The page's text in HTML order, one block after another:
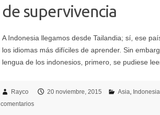
de supervivencia
Rayco 20 noviembre, 2015 Asia Indonesia
comentarios